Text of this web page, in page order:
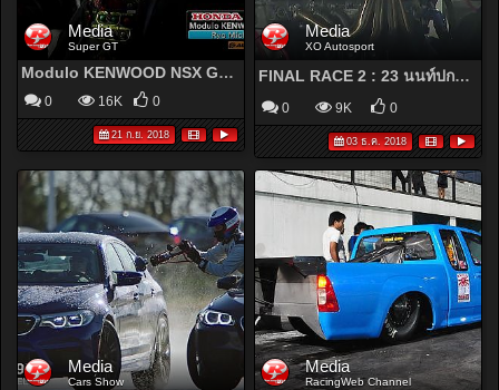
Media
Super GT
Modulo KENWOOD NSX GT3 OnBoard / 2018 AUTOBACS SUPER GT Rd.6
0 16K 0
21 ก.ย. 2018
Media
XO Autosport
FINAL RACE 2 : 23 นนท์ปกรณ์ พิพัฒน์ธันยา / AOR 77 SHOP RSPEC2 NARAKA KING /SOUPED UP 2018
0 9K 0
03 ธ.ค. 2018
Media
Cars Show
Media
RacingWeb Channel